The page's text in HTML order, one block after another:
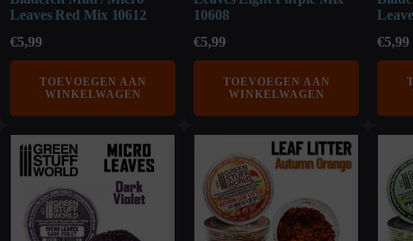
Leaves Red Mix 10612
€5,99
TOEVOEGEN AAN
WINKELWAGEN
10608
€5,99
TOEVOEGEN AAN
WINKELWAGEN
€5,99